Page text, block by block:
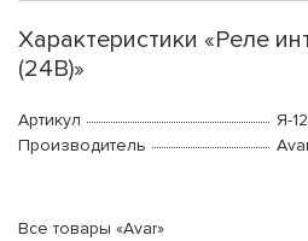
Характеристики «Реле
(24В)»
Артикул
Я-
Производитель
Все товары «Avar»